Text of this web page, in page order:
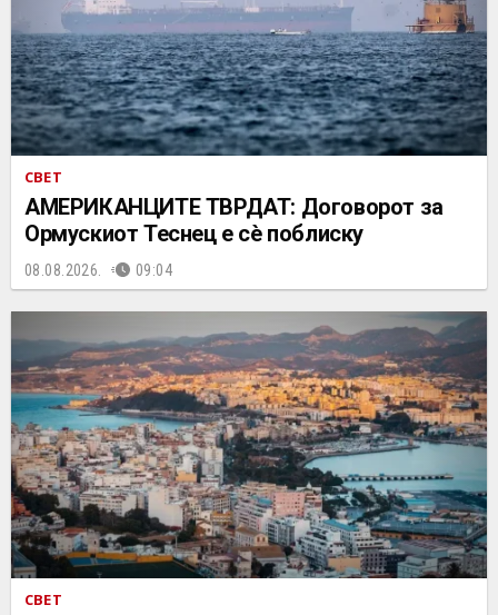
СВЕТ
АМЕРИКАНЦИТЕ ТВРДАТ: Договорот за
Ормускиот Теснец е сè поблиску
08.08.2026. 09:04
СВЕТ